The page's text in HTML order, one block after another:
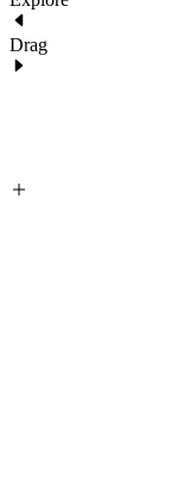
Drag